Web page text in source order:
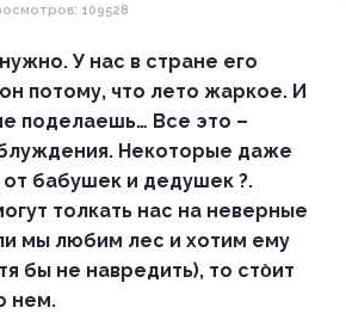
109528
У нас в стране его
потому, что лето жаркое. И
поделаешь… Все это –
Некоторые даже
от бабушек и дедушек ?.
толкать нас на неверные
мы любим лес и хотим ему
бы не навредить), то сто̀ит
нем.